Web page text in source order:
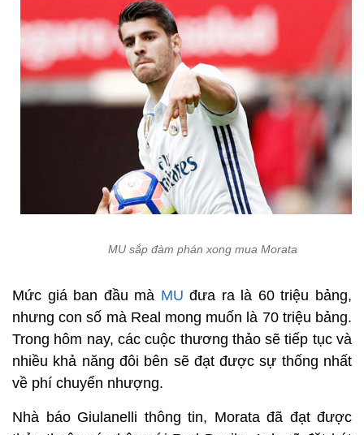
MU sắp đàm phán xong mua Morata
Mức giá ban đầu mà MU đưa ra là 60 triệu bảng,
nhưng con số mà Real mong muốn là 70 triệu bảng.
Trong hôm nay, các cuộc thương thảo sẽ tiếp tục và
nhiều khả năng đôi bên sẽ đạt được sự thống nhất
về phí chuyển nhượng.
Nhà báo Giulanelli thông tin, Morata đã đạt được